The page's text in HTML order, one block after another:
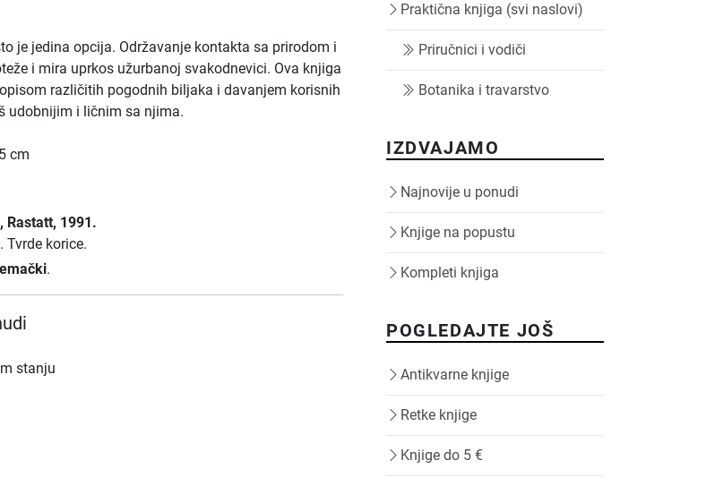
je jedina opcija. Održavanje kontakta sa prirodom i
i mira uprkos užurbanoj svakodnevici. Ova knjiga
različitih pogodnih biljaka i davanjem korisnih
udobnijim i ličnim sa njima.
cm
, Rastatt, 1991.
Tvrde korice.
.
stanju
Praktična knjiga (svi naslovi)
Priručnici i vodiči
Botanika i travarstvo
IZDVAJAMO
Najnovije u ponudi
Knjige na popustu
Kompleti knjiga
POGLEDAJTE JOŠ
Antikvarne knjige
Retke knjige
Knjige do 5 €